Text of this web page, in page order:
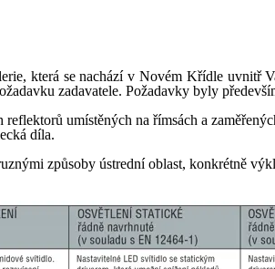
která se nachází v Novém Křídle
zadavatele. Požadavky byly
umístěných na římsách a
díla.
způsoby ústrední oblast, konkrétně